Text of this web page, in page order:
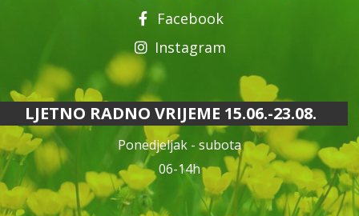
Facebook
Instagram
LJETNO RADNO VRIJEME 15.06.-23.08.
Ponedjeljak - subota
06-14h